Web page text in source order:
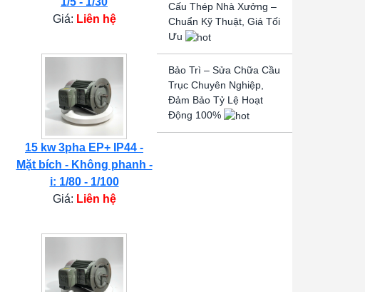
Giá: Liên hệ
15 kw 3pha EP+ IP44 -
Mặt bích - Không phanh -
i: 1/80 - 1/100
Giá: Liên hệ
Cấu Thép Nhà Xưởng –
Chuẩn Kỹ Thuật, Giá Tối
Ưu
Bảo Trì – Sửa Chữa Cầu
Trục Chuyên Nghiệp,
Đảm Bảo Tỷ Lệ Hoạt
Động 100%